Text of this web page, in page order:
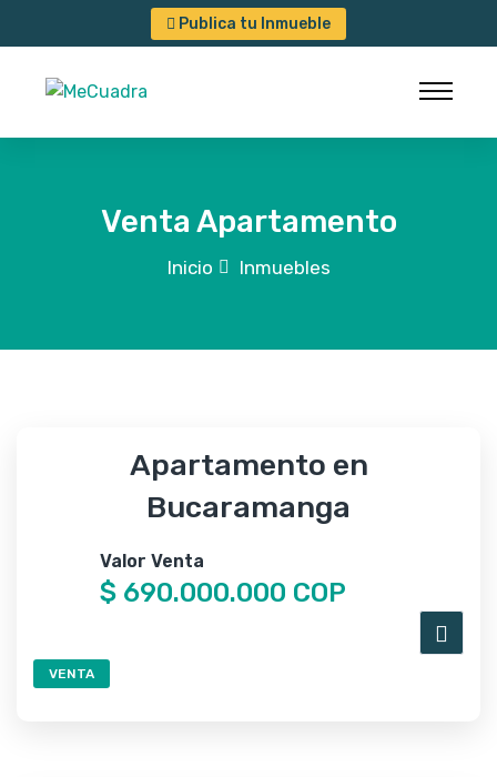
Publica tu Inmueble
Venta Apartamento
Inicio Inmuebles
Apartamento en
Bucaramanga
Valor Venta
$ 690.000.000 COP
VENTA